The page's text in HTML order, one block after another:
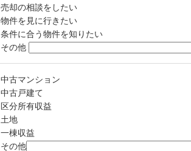
売却の相談をしたい
物件を見に行きたい
条件に合う物件を知りたい
その他
中古マンション
中古戸建て
区分所有収益
土地
一棟収益
その他